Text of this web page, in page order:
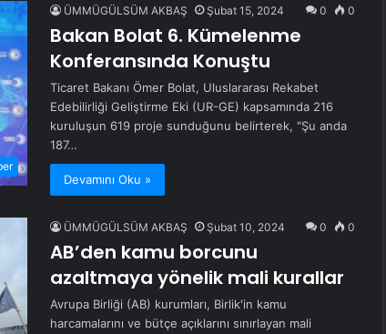
ÜMMÜGÜLSÜM AKBAŞ Şubat 15, 2024 0 0
Bakan Bolat 6. Kümelenme
Konferansında Konuştu
Ticaret Bakanı Ömer Bolat, Uluslararası Rekabet
Edebilirliği Geliştirme Eki (UR-GE) kapsamında 216
kuruluşun 619 proje sunduğunu belirterek, "Şu anda
187…
Devamını Oku »
ÜMMÜGÜLSÜM AKBAŞ Şubat 10, 2024 0 0
AB’den kamu borcunu
azaltmaya yönelik mali kurallar
Avrupa Birliği (AB) kurumları, Birlik'in kamu
harcamalarını ve bütçe açıklarını sınırlayan mali